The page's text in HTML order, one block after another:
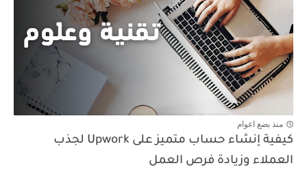
منذ بضع اعوام
كيفية إنشاء حساب متميز على Upwork لجذب
العملاء وزيادة فرص العمل